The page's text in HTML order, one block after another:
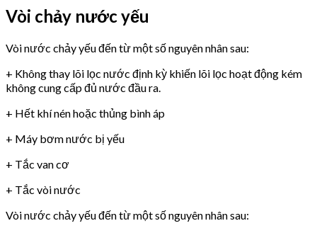
Vòi chảy nước yếu
Vòi nước chảy yếu đến từ một số nguyên nhân sau:
+ Không thay lõi lọc nước định kỳ khiến lõi lọc hoạt động kém
không cung cấp đủ nước đầu ra.
+ Hết khí nén hoặc thủng bình áp
+ Máy bơm nước bị yếu
+ Tắc van cơ
+ Tắc vòi nước
Vòi nước chảy yếu đến từ một số nguyên nhân sau: